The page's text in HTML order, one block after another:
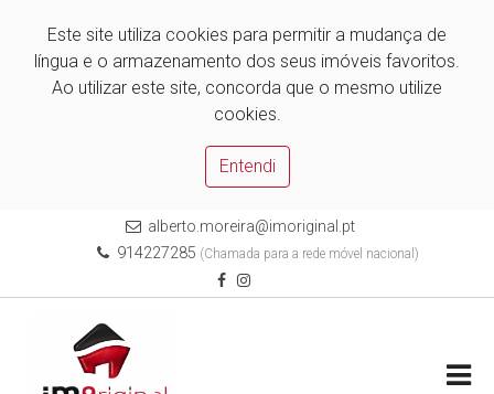
Este site utiliza cookies para permitir a mudança de
língua e o armazenamento dos seus imóveis favoritos.
Ao utilizar este site, concorda que o mesmo utilize
cookies.
Entendi
alberto.moreira@imoriginal.pt
914227285 (Chamada para a rede móvel nacional)